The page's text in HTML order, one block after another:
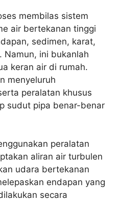
membilas sistem
air bertekanan tinggi
sedimen, karat,
Namun, ini bukanlah
keran air di rumah.
menyeluruh
peralatan khusus
sudut pipa benar-benar
peralatan
aliran air turbulen
udara bertekanan
endapan yang
secara